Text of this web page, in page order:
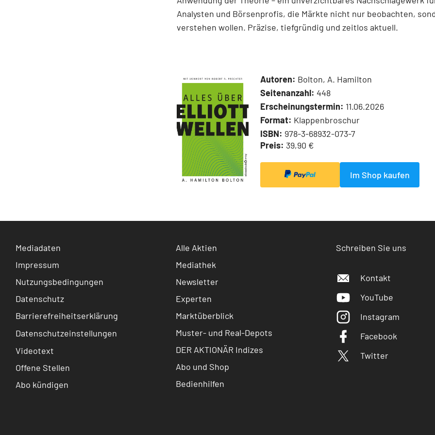
Analysten und Börsenprofis, die Märkte nicht nur beobachten,
verstehen wollen. Präzise, tiefgründig und zeitlos aktuell.
Autoren: Bolton, A. Hamilton
Seitenanzahl: 448
Erscheinungstermin: 11.06.2026
Format: Klappenbroschur
ISBN: 978-3-68932-073-7
Preis: 39,90 €
Im Shop kaufen
Mediadaten
Impressum
Nutzungsbedingungen
Datenschutz
Barrierefreiheitserklärung
Datenschutzeinstellungen
Videotext
Offene Stellen
Abo kündigen
Alle Aktien
Mediathek
Newsletter
Experten
Marktüberblick
Muster- und Real-Depots
DER AKTIONÄR Indizes
Abo und Shop
Bedienhilfen
Schreiben Sie uns
Kontakt
YouTube
Instagram
Facebook
Twitter